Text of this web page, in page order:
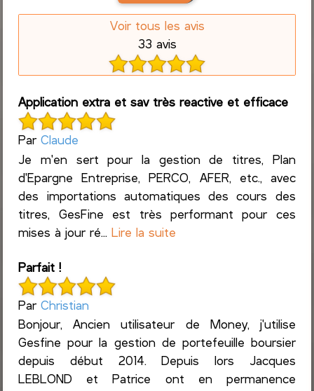
Voir tous les avis
33 avis
Application extra et sav très reactive et efficace
ParClaude
Je m'en sert pour la gestion de titres, Plan
d'Epargne Entreprise, PERCO, AFER, etc., avec
des importations automatiques des cours des
titres, GesFine est très performant pour ces
mises à jour ré...Lire la suite
Parfait !
ParChristian
Bonjour, Ancien utilisateur de Money, j'utilise
Gesfine pour la gestion de portefeuille boursier
depuis début 2014. Depuis lors Jacques
LEBLOND et Patrice ont en permanence